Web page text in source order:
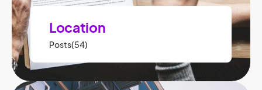
Location
Posts(54)